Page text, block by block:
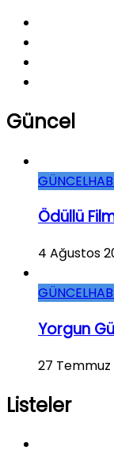
Güncel
GÜNCEL
Ödüllü
4 Ağustos
GÜNCEL
Yorgun
27 Temmuz
Listeler